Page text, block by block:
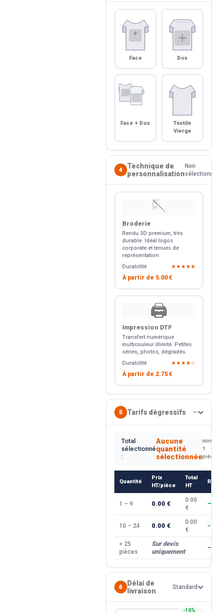
Face Dos
Face + Dos
Textile
Vierge
4
Technique de
personnalisation
Non
sélectionné
🪡
Broderie
Rendu 3D premium, très
durable. Idéal logos
corporate et tenues de
représentation.
Durabilité
★★★★★
À partir de 5.00 €
🖨️
Impression DTF
Transfert numérique
multicouleur illimité. Petites
séries, photos, dégradés.
Durabilité
★★★★☆
À partir de 2.75 €
5 Tarifs dégressifs —
Total
sélectionné
:
Aucune
quantité
sélectionnée
min.
1
pièce
Quantité
Prix
HT/pièce
Total
HT
1 – 9 0.00 €
0.00
€
—
10 – 24 0.00 €
0.00
€
> 25
pièces
Sur devis
uniquement
—
6
Délai de
livraison
Standard
−10%